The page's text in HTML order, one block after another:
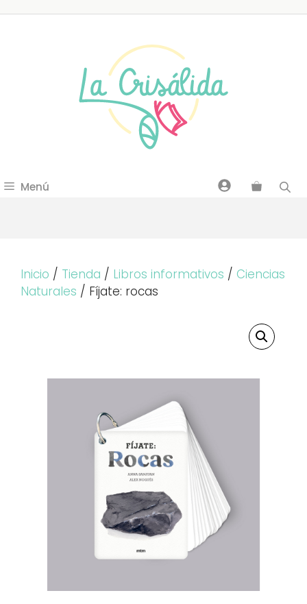
Menú
Inicio / Tienda / Libros informativos / Ciencias
Naturales / Fíjate: rocas